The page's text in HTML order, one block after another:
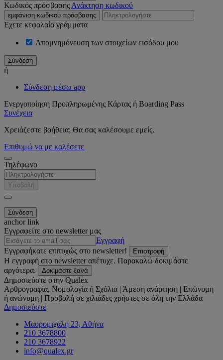
Κωδικός πρόσβασης Ανάκτηση κωδικού
εμφάνιση κωδικού πρόσβασης
Εχετε κεφαλαία γράμματα
Απομνημόνευση των στοιχείων εισόδου μου
ή
Σύνδεση μέσω app
Ενεργοποίηση Προπληρωμένης Κάρτας ή Boarding Pass
Συνέχεια
Χρειάζεστε βοήθεια; Θα σας καλέσουμε εμείς.
Επιθυμώ να με καλέσετε
Τηλέφωνο
Υποβολή
anchor link
Εγγραφείτε στο newsletter μας
Εγγραφή
Εγγραφήκατε επιτυχώς στο newsletter!
Επιστροφή
Η εγγραφή στο newsletter απέτυχε. Παρακαλώ δοκιμάστε
αργότερα.
Δοκιμάστε ξανά
Δημοσιεύστε στην Qualex
Αρθρογραφία, Νομολογία ή Σχόλια | Άμεση ανάρτηση | Επώνυμη
ή ανώνυμη | Προβολή σε χιλιάδες χρήστες σε όλη την Ελλάδα
Δημοσιεύστε
Μαυρομιχάλη 23, Αθήνα
210 3678800
210 3678922
info@qualex.gr